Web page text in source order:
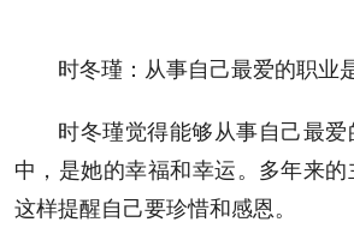
时冬瑾：从事自己最爱的职业
时冬瑾觉得能够从事自己最
中，是她的幸福和幸运。多年来
这样提醒自己要珍惜和感恩。